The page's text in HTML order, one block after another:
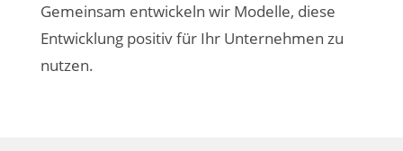
Gemeinsam entwickeln wir Modelle, diese
Entwicklung positiv für Ihr Unternehmen zu
nutzen.